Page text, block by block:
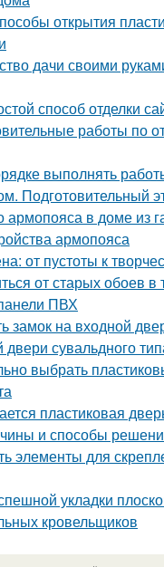
открытия
дачи своими
способ отделки
работы по
выполнять
Подготовительный
армопояса в доме из
армопояса
от пустоты к
от старых обоев в
ПВХ
замок на входной
двери сувальдного
выбрать
пластиковая
и способы
элементы для
укладки
кровельщиков